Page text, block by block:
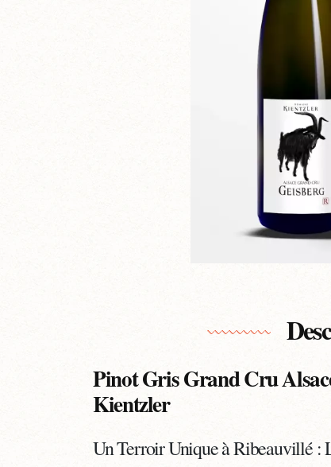
Pinot Gris Grand Cru
Kientzler
Un Terroir Unique à Ribeauvillé :